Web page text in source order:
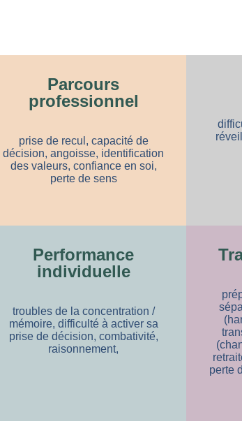
Parcours
professionnel
prise de recul, capacité de
décision, angoisse, identification
des valeurs, confiance en soi,
perte de sens
Performance
individuelle
troubles de la concentration /
mémoire, difficulté à activer sa
prise de décision, combativité,
raisonnement,
perte